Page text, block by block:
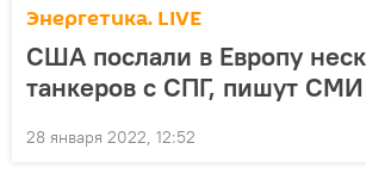
Энергетика. LIVE
США послали в Европу
танкеров с СПГ, пишут СМИ
28 января 2022, 12:52